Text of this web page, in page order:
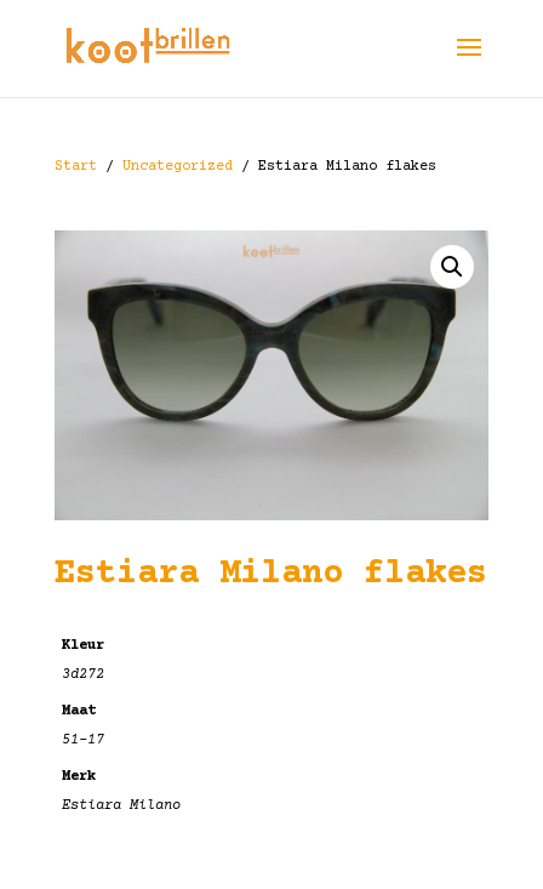
Start/ Uncategorized/ Estiara Milano flakes
Estiara Milano flakes
Kleur
3d272
Maat
51-17
Merk
Estiara Milano